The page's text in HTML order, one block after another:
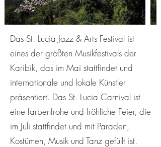
Das St. Lucia Jazz & Arts Festival ist
eines der größten Musikfestivals der
Karibik, das im Mai stattfindet und
internationale und lokale Künstler
präsentiert. Das St. Lucia Carnival ist
eine farbenfrohe und fröhliche Feier, die
im Juli stattfindet und mit Paraden,
Kostümen, Musik und Tanz gefüllt ist.